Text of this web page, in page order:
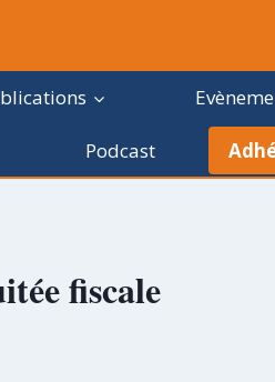
Podcast
fiscale